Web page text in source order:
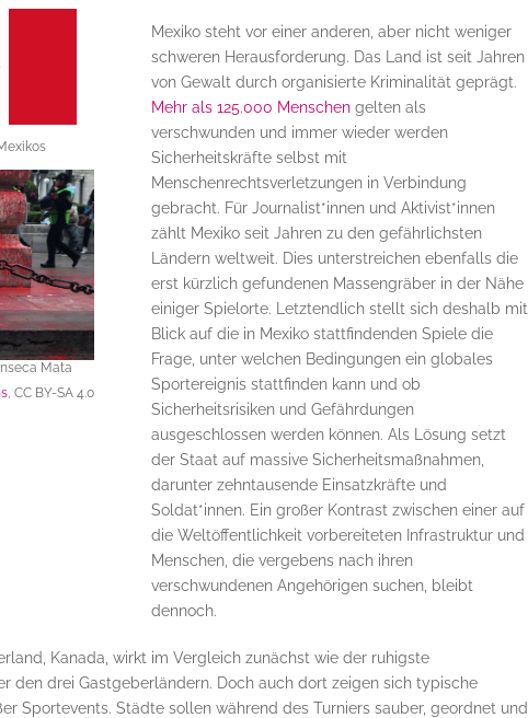
Mata
, CC BY-SA 4.0
Mexiko steht vor einer anderen, aber nicht weniger
schweren Herausforderung. Das Land ist seit Jahren
von Gewalt durch organisierte Kriminalität geprägt.
Mehr als 125.000 Menschengelten als
verschwunden und immer wieder werden
Sicherheitskräfte selbst mit
Menschenrechtsverletzungen in Verbindung
gebracht. Für Journalist*innen und Aktivist*innen
zählt Mexiko seit Jahren zu den gefährlichsten
Ländern weltweit. Dies unterstreichen ebenfalls die
erst kürzlich gefundenen Massengräber in der Nähe
einiger Spielorte. Letztendlich stellt sich deshalb mit
Blick auf die in Mexiko stattfindenden Spiele die
Frage, unter welchen Bedingungen ein globales
Sportereignis stattfinden kann und ob
Sicherheitsrisiken und Gefährdungen
ausgeschlossen werden können. Als Lösung setzt
der Staat auf massive Sicherheitsmaßnahmen,
darunter zehntausende Einsatzkräfte und
Soldat*innen. Ein großer Kontrast zwischen einer auf
die Weltöffentlichkeit vorbereiteten Infrastruktur und
Menschen, die vergebens nach ihren
verschwundenen Angehörigen suchen, bleibt
dennoch.
Kanada, wirkt im Vergleich zunächst wie der ruhigste
den drei Gastgeberländern. Doch auch dort zeigen sich typische
Sportevents. Städte sollen während des Turniers sauber, geordnet und